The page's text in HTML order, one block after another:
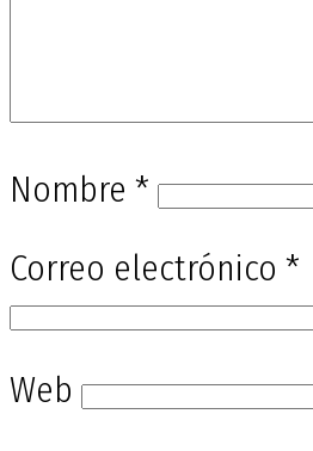
Nombre *
Correo electrónico *
Web